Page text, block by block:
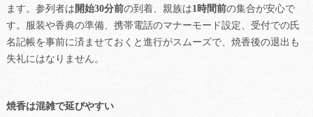
ます。参列者は 開始30分前の到着、親族は1時間前の集合が安心で
す。服装や香典の準備、携帯電話のマナーモード設定、受付での氏
名記帳を事前に済ませておくと進行がスムーズで、焼香後の退出も
失礼にはなりません。
焼香は混雑で延びやすい